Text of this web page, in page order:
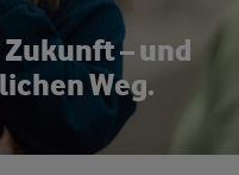
Zu kunft–und
lic henWeg.